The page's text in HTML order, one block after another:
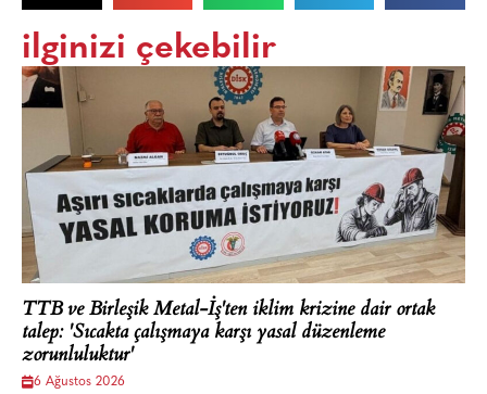
ilginizi çekebilir
TTB ve Birleşik Metal-İş'ten iklim krizine dair ortak
talep: 'Sıcakta çalışmaya karşı yasal düzenleme
zorunluluktur'
6 Ağustos 2026